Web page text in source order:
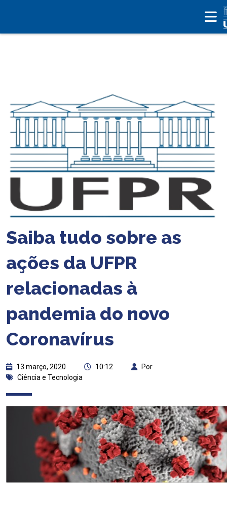
Saiba tudo sobre as
ações da UFPR
relacionadas à
pandemia do novo
Coronavírus
13 março, 2020 10:12
Por
Ciência e Tecnologia